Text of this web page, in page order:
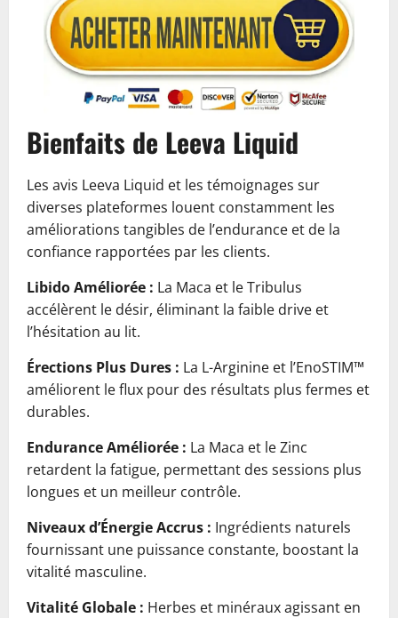
Bienfaits de Leeva Liquid
Les avis Leeva Liquid et les témoignages sur
diverses plateformes louent constamment les
améliorations tangibles de l’endurance et de la
confiance rapportées par les clients.
Libido Améliorée : La Maca et le Tribulus
accélèrent le désir, éliminant la faible drive et
l’hésitation au lit.
Érections Plus Dures : La L-Arginine et l’EnoSTIM™
améliorent le flux pour des résultats plus fermes et
durables.
Endurance Améliorée : La Maca et le Zinc
retardent la fatigue, permettant des sessions plus
longues et un meilleur contrôle.
Niveaux d’Énergie Accrus : Ingrédients naturels
fournissant une puissance constante, boostant la
vitalité masculine.
Vitalité Globale : Herbes et minéraux agissant en